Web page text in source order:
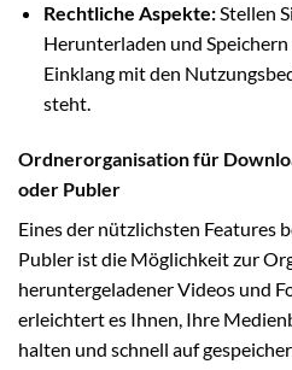
Rechtliche Aspekte:Stellen
Herunterladen und
Einklang mit den
steht.
Ordnerorganisation für
oder Publer
Eines der nützlichsten Features
Publer ist die Möglichkeit zur
heruntergeladener Videos und
erleichtert es Ihnen, Ihre
halten und schnell auf